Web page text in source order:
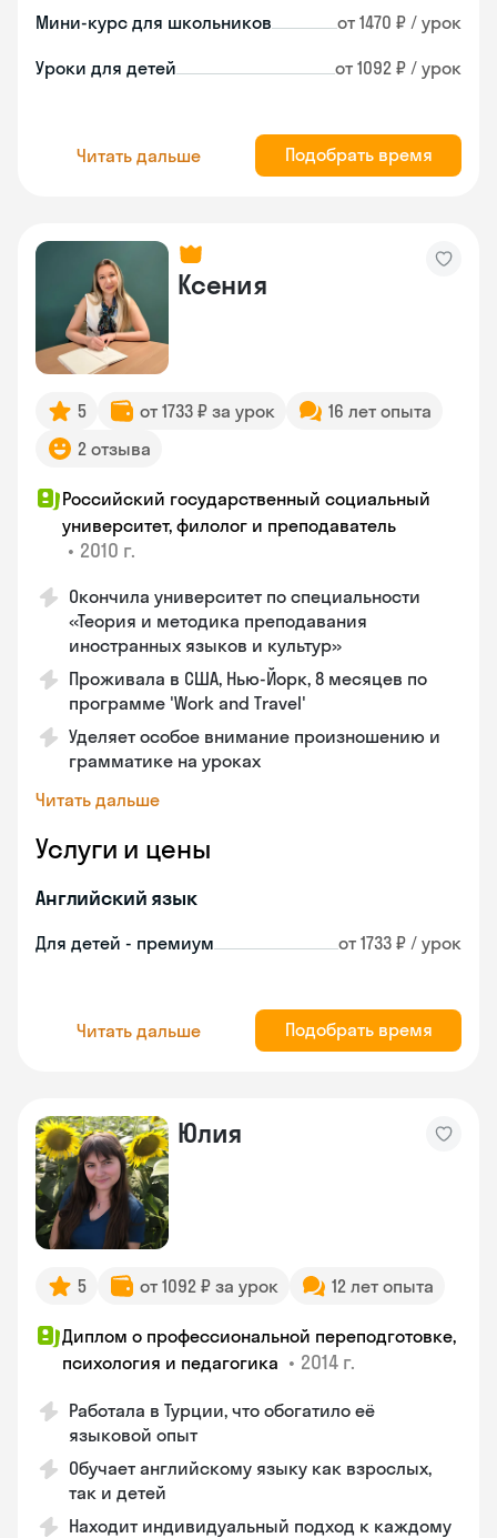
Мини-курс для школьников от 1470 ₽ / урок
Уроки для детей от 1092 ₽ / урок
Читать дальше Подобрать время
Ксения
5 от 1733 ₽ за урок
16 лет опыта
2 отзыва
Российский государственный социальный
университет, филолог и преподаватель
• 2010 г.
Окончила университет по специальности
«Теория и методика преподавания
иностранных языков и культур»
Проживала в США, Нью-Йорк, 8 месяцев по
программе 'Work and Travel'
Уделяет особое внимание произношению и
грамматике на уроках
Читать дальше
Услуги и цены
Английский язык
Для детей - премиум от 1733 ₽ / урок
Читать дальше Подобрать время
Юлия
5 от 1092 ₽ за урок 12 лет опыта
Диплом о профессиональной переподготовке,
психология и педагогика • 2014 г.
Работала в Турции, что обогатило её
языковой опыт
Обучает английскому языку как взрослых,
так и детей
Находит индивидуальный подход к каждому